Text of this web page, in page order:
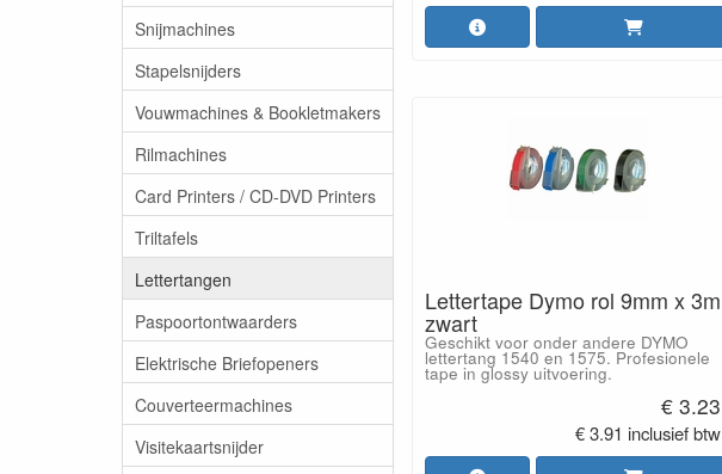
Snijmachines
Stapelsnijders
Vouwmachines & Bookletmakers
Rilmachines
Card Printers / CD-DVD Printers
Triltafels
Lettertangen
Paspoortontwaarders
Elektrische Briefopeners
Couverteermachines
Visitekaartsnijder
Lettertape Dymo rol 9mm x 3m
zwart
Geschikt voor onder andere DYMO
lettertang 1540 en 1575. Profesionele
tape in glossy uitvoering.
€ 3.23
€ 3.91 inclusief btw